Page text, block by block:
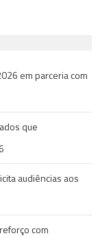
em parceria com
que
audiências aos
com